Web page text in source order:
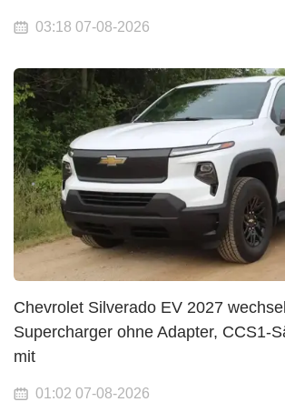
03:18 07-08-2026
Chevrolet Silverado EV 2027
Supercharger ohne Adapter, CCS1-
mit
01:02 07-08-2026